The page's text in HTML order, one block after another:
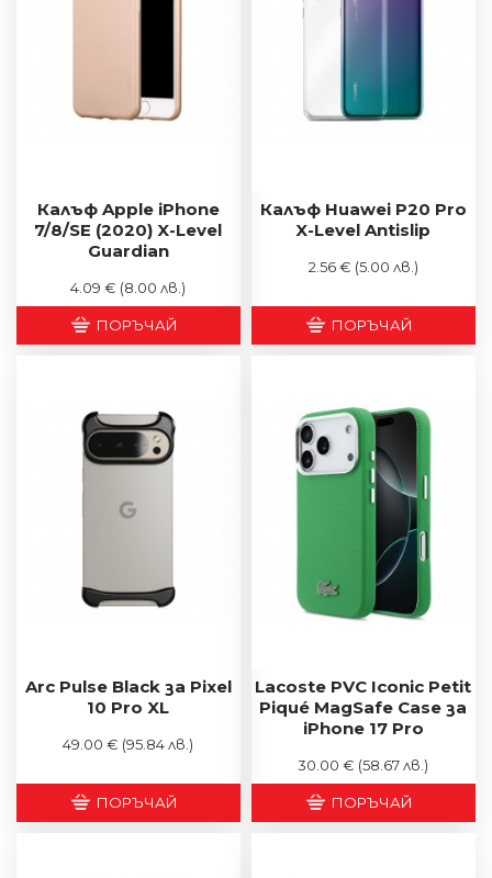
Калъф Apple iPhone
7/8/SE (2020) X-Level
Guardian
4.09 € (8.00 лв.)
ПОРЪЧАЙ
Калъф Huawei P20 Pro
X-Level Antislip
2.56 € (5.00 лв.)
ПОРЪЧАЙ
Arc Pulse Black за Pixel
10 Pro XL
49.00 € (95.84 лв.)
ПОРЪЧАЙ
Lacoste PVC Iconic Petit
Piqué MagSafe Case за
iPhone 17 Pro
30.00 € (58.67 лв.)
ПОРЪЧАЙ